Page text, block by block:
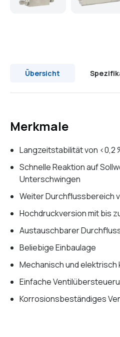
Übersicht
Merkmale
Langzeitstabilität von <0,2
Schnelle Reaktion auf
Unterschwingen
Weiter Durchflussbereich
Hochdruckversion mit bis
Austauschbarer
Beliebige Einbaulage
Mechanisch und
Einfache
Korrosionsbeständiges